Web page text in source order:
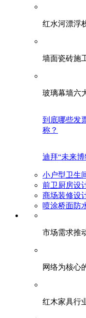
红水河漂浮
墙面瓷砖施
玻璃幕墙六
到底哪些发
称？
迪拜“未来
小户型卫生
前卫厨房设
商场装修设
喷涂桥面防
市场需求推
网络为核心
红木家具行